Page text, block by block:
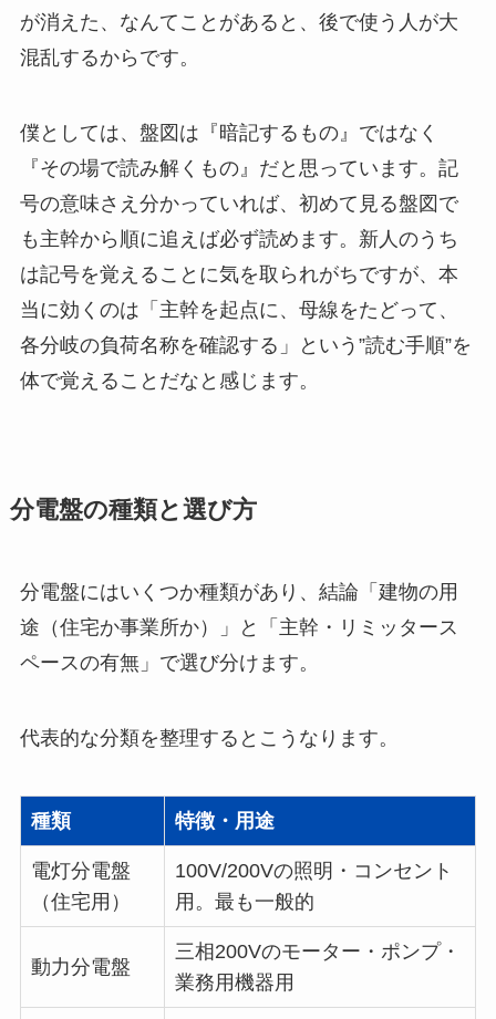
が消えた、なんてことがあると、後で使う人が大
混乱するからです。
僕としては、盤図は『暗記するもの』ではなく
『その場で読み解くもの』だと思っています。記
号の意味さえ分かっていれば、初めて見る盤図で
も主幹から順に追えば必ず読めます。新人のうち
は記号を覚えることに気を取られがちですが、本
当に効くのは「主幹を起点に、母線をたどって、
各分岐の負荷名称を確認する」という”読む手順”を
体で覚えることだなと感じます。
分電盤の種類と選び方
分電盤にはいくつか種類があり、結論「建物の用
途（住宅か事業所か）」と「主幹・リミッタース
ペースの有無」で選び分けます。
代表的な分類を整理するとこうなります。
種類 特徴・用途
電灯分電盤
（住宅用）
100V/200Vの照明・コンセント
用。最も一般的
動力分電盤
三相200Vのモーター・ポンプ・
業務用機器用